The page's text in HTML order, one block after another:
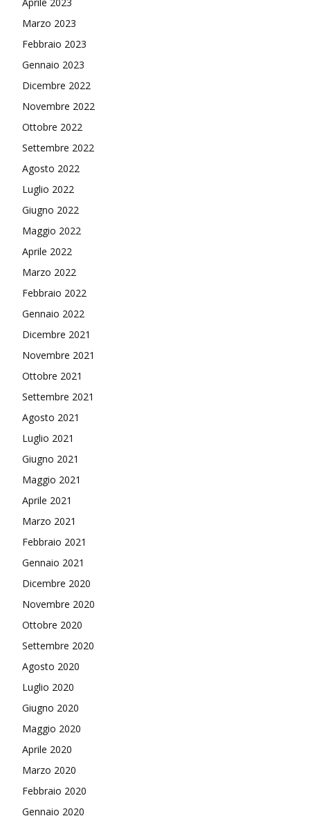
Marzo 2023
Febbraio 2023
Gennaio 2023
Dicembre 2022
Novembre 2022
Ottobre 2022
Settembre 2022
Agosto 2022
Luglio 2022
Giugno 2022
Maggio 2022
Aprile 2022
Marzo 2022
Febbraio 2022
Gennaio 2022
Dicembre 2021
Novembre 2021
Ottobre 2021
Settembre 2021
Agosto 2021
Luglio 2021
Giugno 2021
Maggio 2021
Aprile 2021
Marzo 2021
Febbraio 2021
Gennaio 2021
Dicembre 2020
Novembre 2020
Ottobre 2020
Settembre 2020
Agosto 2020
Luglio 2020
Giugno 2020
Maggio 2020
Aprile 2020
Marzo 2020
Febbraio 2020
Gennaio 2020